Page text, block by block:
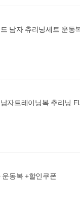
남자 츄리닝세트 운동
운동복 +할인쿠폰